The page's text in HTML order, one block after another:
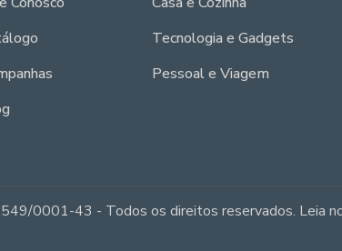
Tecnologia e Gadgets
Pessoal e Viagem
0001-43 - Todos os direitos reservados. Leia